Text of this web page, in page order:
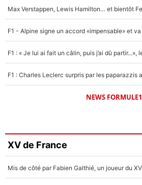
NEWS FORMULE1
XV de France